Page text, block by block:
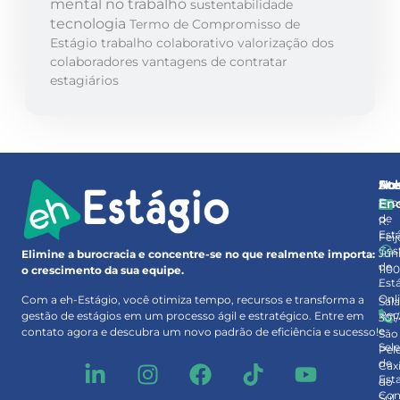
mental no trabalho sustentabilidade
tecnologia Termo de Compromisso de
Estágio trabalho colaborativo valorização dos
colaboradores vantagens de contratar
estagiários
Elimine a burocracia e concentre-se no que realmente importa:
o crescimento da sua equipe.
Com a eh-Estágio, você otimiza tempo, recursos e transforma a
gestão de estágios em um processo ágil e estratégico. Entre em
contato agora e descubra um novo padrão de eficiência e sucesso!
de
de
e
de
R.
1100
–
Sala
São
do